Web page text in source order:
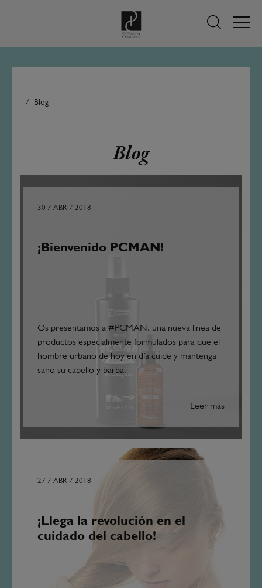
Blog
Blog
30 / ABR / 2018
¡Bienvenido PCMAN!
Os presentamos a #PCMAN, una nueva línea de
productos especialmente formulados para que el
hombre urbano de hoy en día cuide y mantenga
sano su cabello y barba.
Leer más
27 / ABR / 2018
¡Llega la revolución en el
cuidado del cabello!